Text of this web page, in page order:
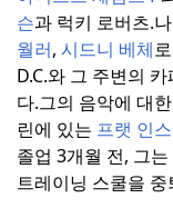
슨과 럭키 로버츠.
월러, 시드니 베체
D.C.와 그 주변의
다.그의 음악에 대
린에 있는 프랫 인
졸업 3개월 전, 그
트레이닝 스쿨을